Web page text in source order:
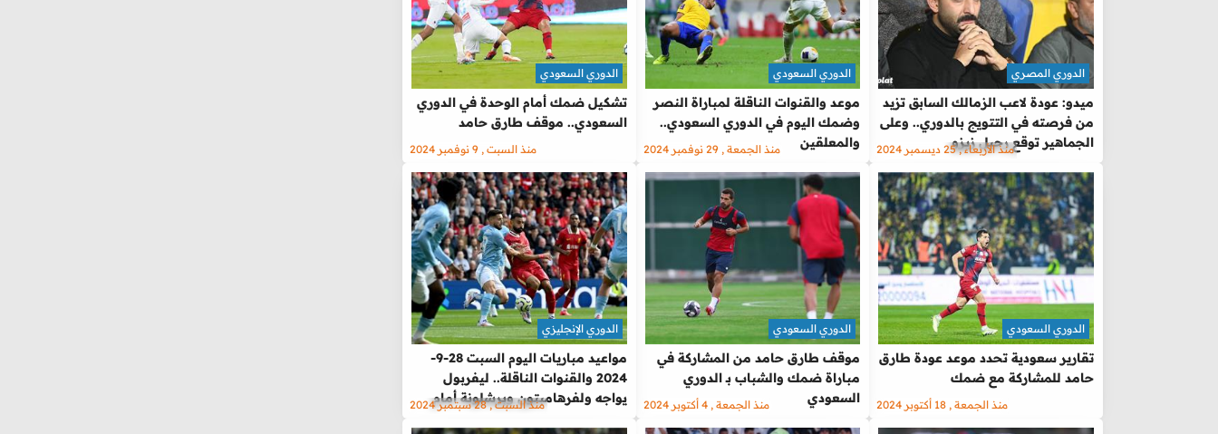
ميدو: عودة لاعب الزمالك السابق تزيد
من فرصته في التتويج بالدوري.. وعلى
الجماهير توقع رحيل زيزو
الدوري المصري
منذ الأربعاء , 25 ديسمبر 2024
موعد والقنوات الناقلة لمباراة النصر
وضمك اليوم في الدوري السعودي..
والمعلقين
الدوري السعودي
منذ الجمعة , 29 نوفمبر 2024
تشكيل ضمك أمام الوحدة في الدوري
السعودي.. موقف طارق حامد
الدوري السعودي
منذ السبت , 9 نوفمبر 2024
تقارير سعودية تحدد موعد عودة طارق
حامد للمشاركة مع ضمك
الدوري السعودي
منذ الجمعة , 18 أكتوبر 2024
موقف طارق حامد من المشاركة في
مباراة ضمك والشباب بـ الدوري
السعودي
الدوري السعودي
منذ الجمعة , 4 أكتوبر 2024
مواعيد مباريات اليوم السبت 28-9-
2024 والقنوات الناقلة.. ليفربول
يواجه ولفرهامبتون وبرشلونة أمام
الدوري الإنجليزي
منذ السبت , 28 سبتمبر 2024